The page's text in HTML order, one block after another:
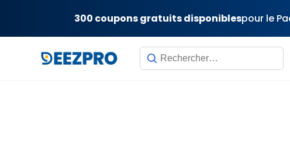
300 coupons gratuits disponiblespour le